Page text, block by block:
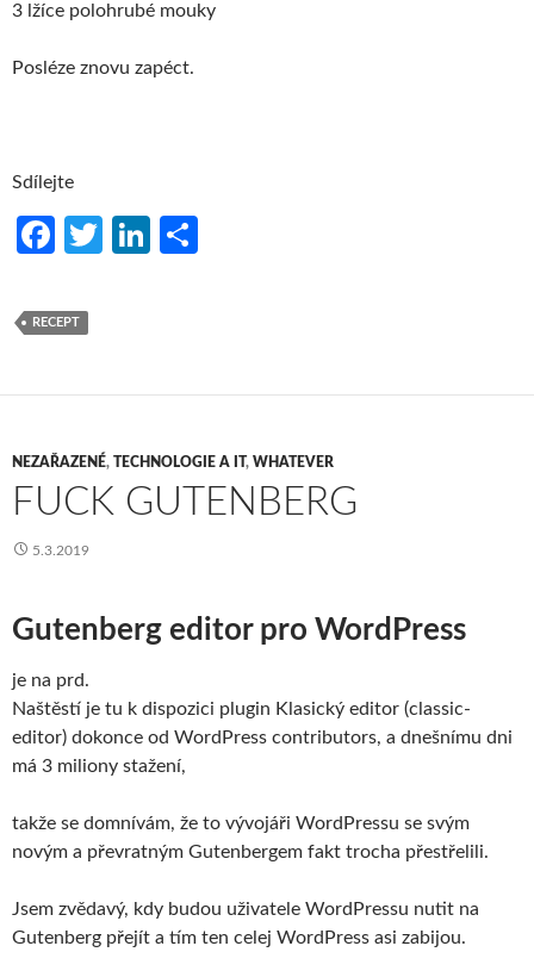
3 lžíce polohrubé mouky
Posléze znovu zapéct.
Sdílejte
Fa
b
o
T
Li
n
RECEPT
NEZAŘAZENÉ, TECHNOLOGIE A IT, WHATEVER
FUCK GUTENBERG
5.3.2019
Gutenberg editor pro WordPress
je na prd.
Naštěstí je tu k dispozici plugin Klasický editor (classic-
editor) dokonce od WordPress contributors, a dnešnímu dni
má 3 miliony stažení,
takže se domnívám, že to vývojáři WordPressu se svým
novým a převratným Gutenbergem fakt trocha přestřelili.
Jsem zvědavý, kdy budou uživatele WordPressu nutit na
Gutenberg přejít a tím ten celej WordPress asi zabijou.